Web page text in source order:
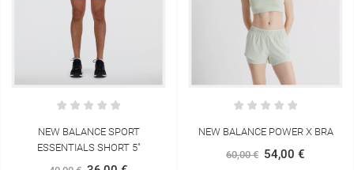
NEW BALANCE SPORT
ESSENTIALS SHORT 5"
NEW BALANCE POWER X BRA
60,00 € 54,00 €